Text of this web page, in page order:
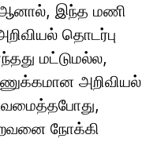
ஆனால், இந்த மணி
தொடர்பு
மட்டுமல்ல,
அறிவியல்
நோக்கி